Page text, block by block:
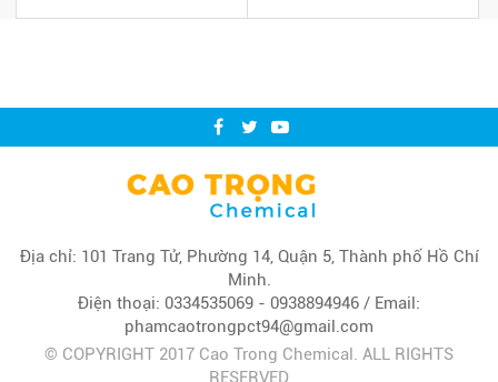
Địa chỉ: 101 Trang Tử, Phường 14, Quận 5, Thành phố Hồ Chí
Minh.
Điện thoại: 0334535069 - 0938894946 / Email:
phamcaotrongpct94@gmail.com
© COPYRIGHT 2017 Cao Trong Chemical. ALL RIGHTS
RESERVED